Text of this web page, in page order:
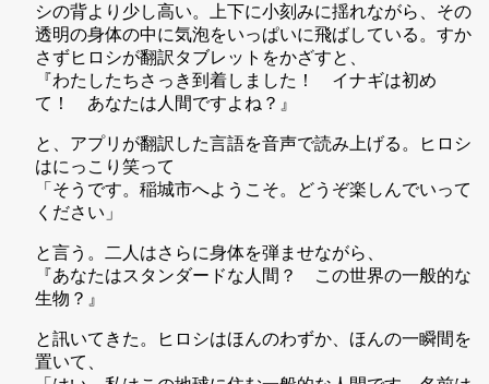
シの背より少し高い。上下に小刻みに揺れながら、その
透明の身体の中に気泡をいっぱいに飛ばしている。すか
さずヒロシが翻訳タブレットをかざすと、
『わたしたちさっき到着しました！ イナギは初め
て！ あなたは人間ですよね？』
と、アプリが翻訳した言語を音声で読み上げる。ヒロシ
はにっこり笑って
「そうです。稲城市へようこそ。どうぞ楽しんでいって
ください」
と言う。二人はさらに身体を弾ませながら、
『あなたはスタンダードな人間？ この世界の一般的な
生物？』
と訊いてきた。ヒロシはほんのわずか、ほんの一瞬間を
置いて、